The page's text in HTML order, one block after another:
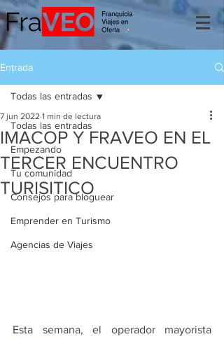
Entrada
Todas las entradas
Empezando
Tu comunidad
Consejos para bloguear
Emprender en Turismo
Agencias de Viajes
Todas las entradas
IMACOP Y FRAVEO EN EL
TERCER ENCUENTRO
TURISITICO
7 jun 2022 1 min de lectura